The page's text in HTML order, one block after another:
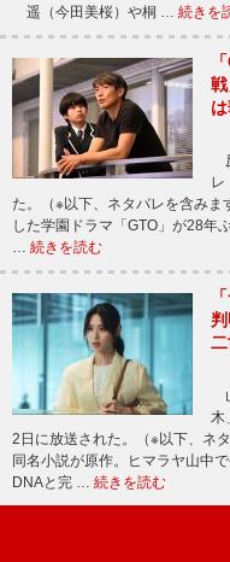
遥（今田美桜）や桐 … 続きを
レ
た。（※以下、ネタバレを含み
した学園ドラマ「GTO」が28年
続きを読む
二
木
2日に放送された。（※以下、ネ
同名小説が原作。ヒマラヤ山中
DNAと完 … 続きを読む